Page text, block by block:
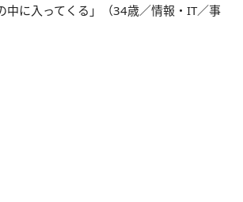
中に入ってくる」（34歳／情報・IT／事